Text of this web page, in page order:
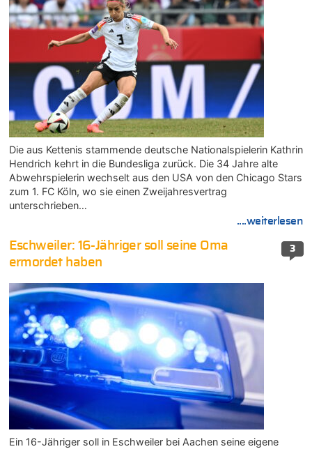
Die aus Kettenis stammende deutsche Nationalspielerin Kathrin
Hendrich kehrt in die Bundesliga zurück. Die 34 Jahre alte
Abwehrspielerin wechselt aus den USA von den Chicago Stars
zum 1. FC Köln, wo sie einen Zweijahresvertrag
unterschrieben…
....weiterlesen
3
Eschweiler: 16-Jähriger soll seine Oma
ermordet haben
Ein 16-Jähriger soll in Eschweiler bei Aachen seine eigene